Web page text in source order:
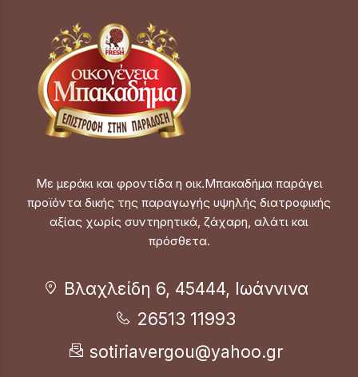
Με μεράκι και φροντίδα η οικ.Μπακαδήμα παράγει
προϊόντα δικής της παραγωγής υψηλής διατροφικής
αξίας χωρίς συντηρητικά, ζάχαρη, αλάτι και
πρόσθετα.
Βλαχλείδη 6, 45444, Ιωάννινα
26513 11993
sotiriavergou@yahoo.gr